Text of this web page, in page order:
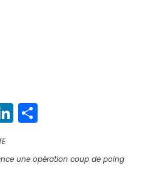
LinkedIn
une opération coup de poing